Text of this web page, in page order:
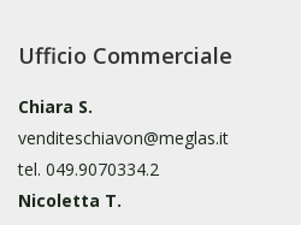
Ufficio Commerciale
Chiara S.
venditeschiavon@meglas.it
tel. 049.9070334.2
Nicoletta T.